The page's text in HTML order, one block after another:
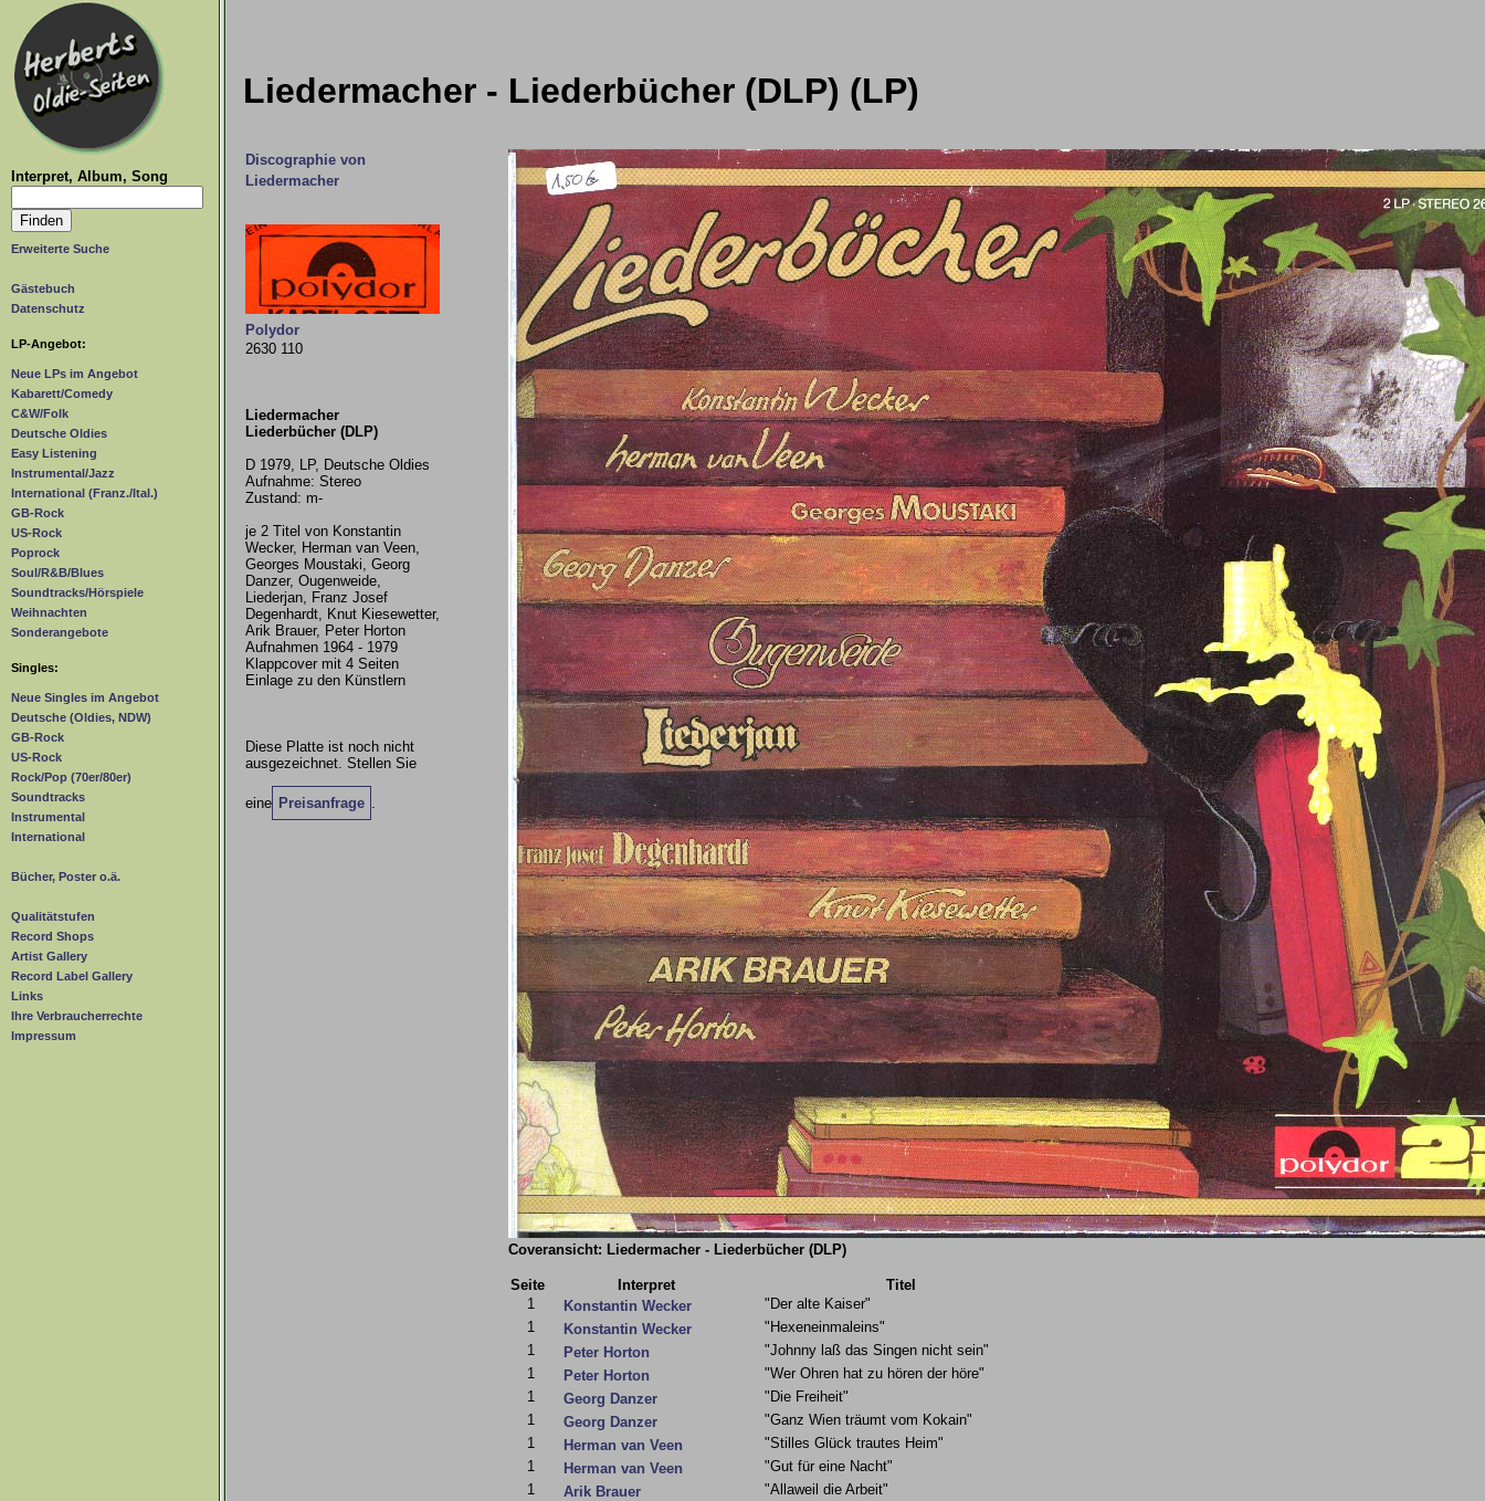
Interpret, Album, Song
Erweiterte Suche
Gästebuch
Datenschutz
LP-Angebot:
Neue LPs im Angebot
Kabarett/Comedy
C&W/Folk
Deutsche Oldies
Easy Listening
Instrumental/Jazz
International (Franz./Ital.)
GB-Rock
US-Rock
Poprock
Soul/R&B/Blues
Soundtracks/Hörspiele
Weihnachten
Sonderangebote
Singles:
Neue Singles im Angebot
Deutsche (Oldies, NDW)
GB-Rock
US-Rock
Rock/Pop (70er/80er)
Soundtracks
Instrumental
International
Bücher, Poster o.ä.
Qualitätstufen
Record Shops
Artist Gallery
Record Label Gallery
Links
Ihre Verbraucherrechte
Impressum
Liedermacher - Liederbücher (DLP) (LP)
Discographie von
Liedermacher
Polydor
2630 110
Liedermacher
Liederbücher (DLP)
D 1979, LP, Deutsche Oldies
Aufnahme: Stereo
Zustand: m-
je 2 Titel von Konstantin
Wecker, Herman van Veen,
Georges Moustaki, Georg
Danzer, Ougenweide,
Liederjan, Franz Josef
Degenhardt, Knut Kiesewetter,
Arik Brauer, Peter Horton
Aufnahmen 1964 - 1979
Klappcover mit 4 Seiten
Einlage zu den Künstlern
Diese Platte ist noch nicht
ausgezeichnet. Stellen Sie
eine Preisanfrage
Coveransicht: Liedermacher - Liederbücher (DLP)
Seite Interpret
Titel
1
Konstantin Wecker
"Der alte Kaiser"
1
Konstantin Wecker
"Hexeneinmaleins"
1
Peter Horton
"Johnny laß das Singen nicht sein"
1
Peter Horton
"Wer Ohren hat zu hören der höre"
1
Georg Danzer
"Die Freiheit"
1
Georg Danzer
"Ganz Wien träumt vom Kokain"
1
Herman van Veen
"Stilles Glück trautes Heim"
1
Herman van Veen
"Gut für eine Nacht"
1
Arik Brauer
"Allaweil die Arbeit"